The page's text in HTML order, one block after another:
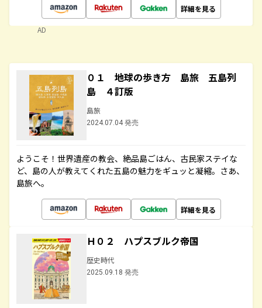
詳細を見る
AD
０１ 地球の歩き方 島旅 五島列
島 ４訂版
島旅
2024.07.04 発売
ようこそ！世界遺産の教会、絶品島ごはん、古民家ステイな
ど、島の人が教えてくれた五島の魅力をギュッと凝縮。さあ、
島旅へ。
詳細を見る
Ｈ０２ ハプスブルク帝国
歴史時代
2025.09.18 発売